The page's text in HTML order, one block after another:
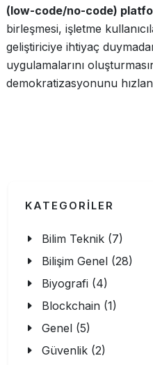
(low-code/no-code)
birleşmesi, işletme
geliştiriciye ihtiyaç
uygulamalarını
demokratizasyonunu
KATEGORİLER
Bilim Teknik (7)
Bilişim Genel (28)
Biyografi (4)
Blockchain (1)
Genel (5)
Güvenlik (2)